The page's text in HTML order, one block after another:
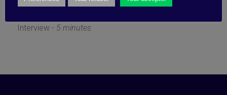
Interview - 5 minutes